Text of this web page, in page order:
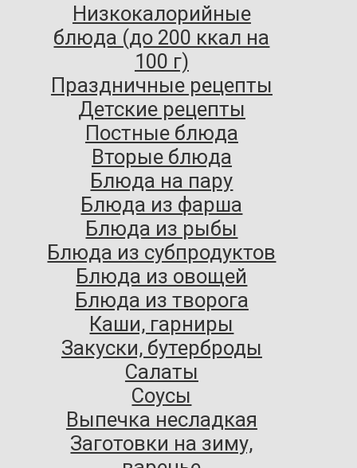
Низкокалорийные
блюда (до 200 ккал на
100 г)
Праздничные рецепты
Детские рецепты
Постные блюда
Вторые блюда
Блюда на пару
Блюда из фарша
Блюда из рыбы
Блюда из субпродуктов
Блюда из овощей
Блюда из творога
Каши, гарниры
Закуски, бутерброды
Салаты
Соусы
Выпечка несладкая
Заготовки на зиму,